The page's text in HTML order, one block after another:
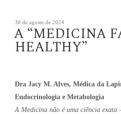
Publicado
em
30 de agosto de 2024
A “MEDICINA
HEALTHY”
Dra Jacy M. Alves, Médica da
Endocrinologia e Metabologia
A Medicina não é uma ciência exata